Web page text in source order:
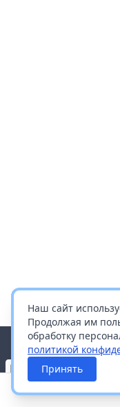
Наш сайт
Продолжая им
обработку
политикой
Принять